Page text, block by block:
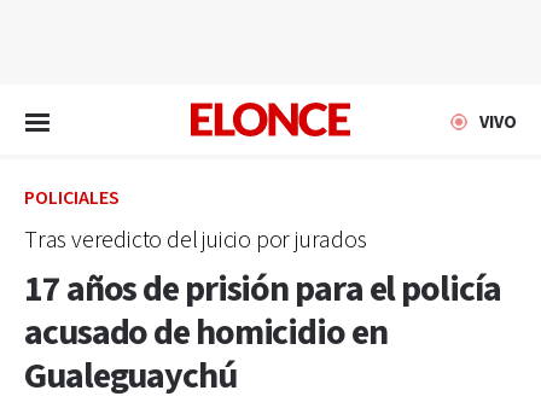
VIVO
POLICIALES
Tras veredicto del juicio por jurados
17 años de prisión para el policía
acusado de homicidio en
Gualeguaychú